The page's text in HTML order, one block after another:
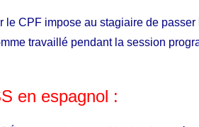
CPF impose au stagiaire de
travaillé pendant la session
en espagnol :